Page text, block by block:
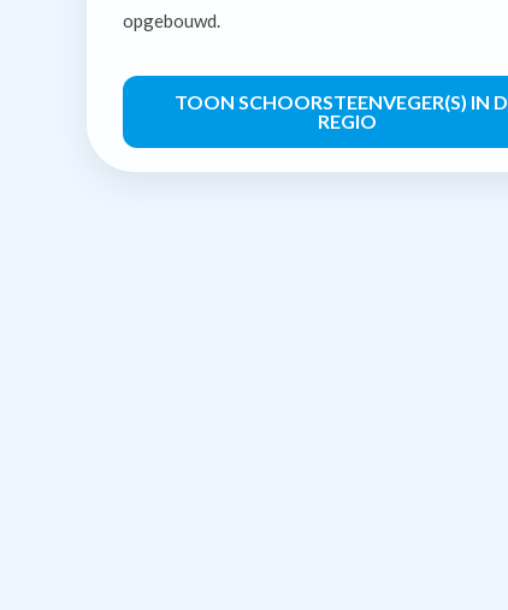
opgebouwd.
TOON SCHOORSTEENVEGER(S) IN
REGIO